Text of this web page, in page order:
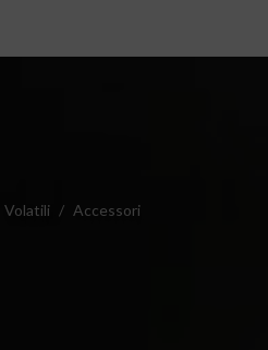
Volatili Accessori